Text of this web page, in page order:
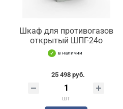
Шкаф для противогазов
открытый ШПГ-24о
в наличии
25 498 руб.
шт